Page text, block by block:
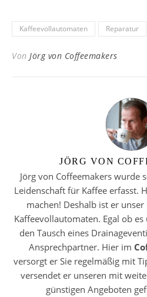
Kaffeevollautomaten Reparatur
Von Jörg von Coffeemakers
JÖRG VON
Jörg von Coffeemakers wurde
Leidenschaft für Kaffee erfasst.
machen! Deshalb ist er
Kaffeevollautomaten. Egal ob
den Tausch eines
Ansprechpartner. Hier im
versorgt er Sie regelmäßig mit
versendet er unseren mit
günstigen Angeboten